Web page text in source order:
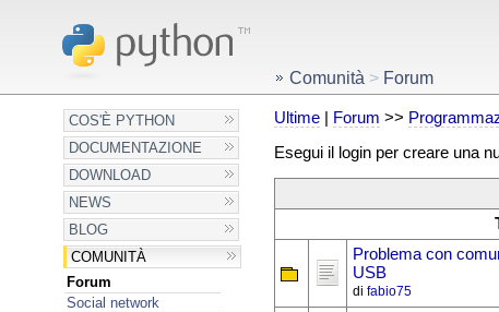
COS'È PYTHON
DOCUMENTAZIONE
DOWNLOAD
NEWS
BLOG
COMUNITÀ
Forum
Social network
Comunità > Forum
Ultime| Forum >>
Esegui il login per creare una
Problema con
USB
di fabio75